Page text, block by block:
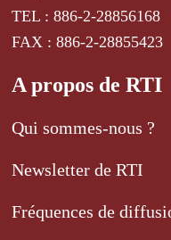
TEL : 886-2-28856168
FAX : 886-2-28855423
A propos de RTI
Qui sommes-nous ?
Newsletter de RTI
Fréquences de